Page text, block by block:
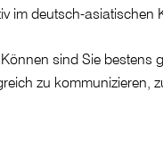
im deutsch-asiatischen
sind Sie bestens
zu kommunizieren,